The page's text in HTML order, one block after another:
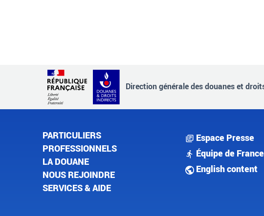
Direction générale des douanes et
PARTICULIERS
PROFESSIONNELS
LA DOUANE
NOUS REJOINDRE
SERVICES & AIDE
Espace Presse
Équipe de
English content